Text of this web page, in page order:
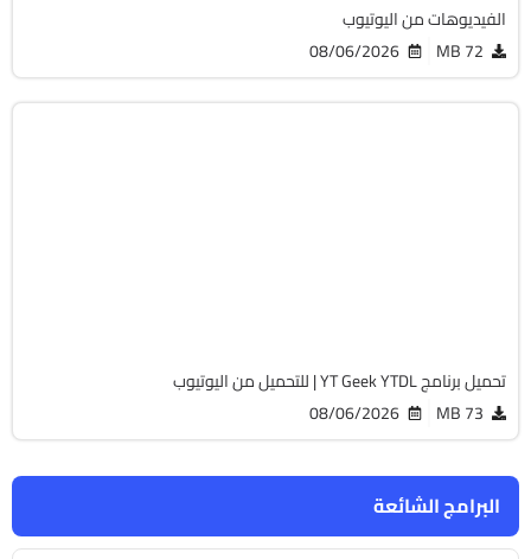
البرامج الشائعة
الفيديوهات من اليوتيوب
72 MB
08/06/2026
تحميل برنامج YT Geek YTDL | للتحميل من اليوتيوب
73 MB
08/06/2026